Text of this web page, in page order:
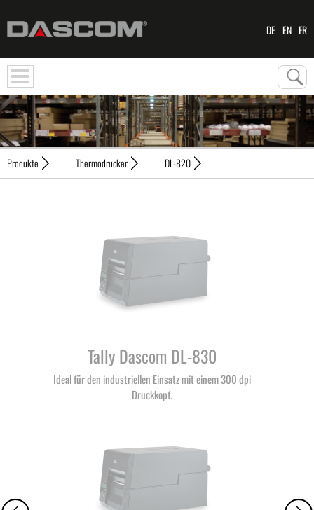
DE EN FR
Produkte Thermodrucker DL-820
Tally Dascom DL-830
Ideal für den industriellen Einsatz mit einem 300 dpi
Druckkopf.